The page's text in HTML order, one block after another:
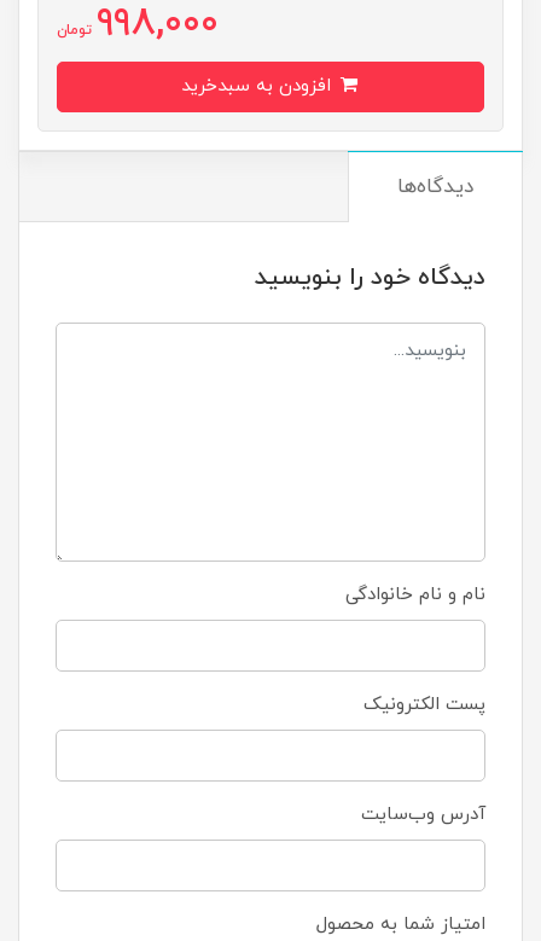
998,000 تومان
دیدگاه‌ها
دیدگاه خود را بنویسید
نام و نام خانوادگی
پست الکترونیک
آدرس وب‌سایت
امتیاز شما به محصول